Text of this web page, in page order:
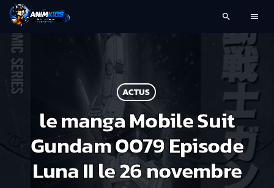
search menu
ACTUS
le manga Mobile Suit
Gundam 0079 Episode
Luna II le 26 novembre